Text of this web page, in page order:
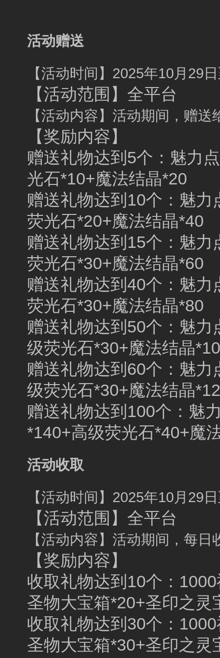
活动赠送
【活动时间】2025年10月29
【活动范围】全平台
【活动内容】活动期间，赠
【奖励内容】
赠送礼物达到5个：魅力
光石*10+魔法结晶*20
赠送礼物达到10个：魅
荧光石*20+魔法结晶*40
赠送礼物达到15个：魅
荧光石*30+魔法结晶*60
赠送礼物达到40个：魅
荧光石*30+魔法结晶*80
赠送礼物达到50个：魅
级荧光石*30+魔法结晶
赠送礼物达到60个：魅
级荧光石*30+魔法结晶
赠送礼物达到100个：魅
*140+高级荧光石*40+魔
活动收取
【活动时间】2025年10月29
【活动范围】全平台
【活动内容】活动期间，每
【奖励内容】
收取礼物达到10个：
圣物大宝箱*20+圣印之灵
收取礼物达到30个：
圣物大宝箱*30+圣印之灵